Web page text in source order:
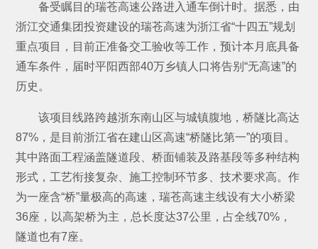
备受瞩目的瑞苍高速公路进入通车倒计时。据悉，由
浙江交通集团投资建设的瑞苍高速为浙江省“十四五”规划
重点项目，目前正准备交工验收等工作，预计本月底具备
通车条件，届时平阳西部40万乡镇人口将告别“无高速”的
历史。
该项目线路跨越浙东南山区与城镇腹地，桥隧比高达
87%，是目前浙江省在建山区高速“桥隧比第一”的项目。
其中路面工程涵盖隧道段、桥面铺装及路基段等多种结构
形式，工艺衔接复杂、施工控制环节多、技术要求高。作
为一座含“桥”量极高的高速，瑞苍高速主线设有大小桥梁
36座，以高架桥为主，总长度达37公里，占全线70%，
隧道也有7座。